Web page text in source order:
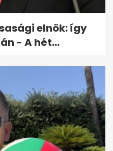
elnök: így
- A hét...